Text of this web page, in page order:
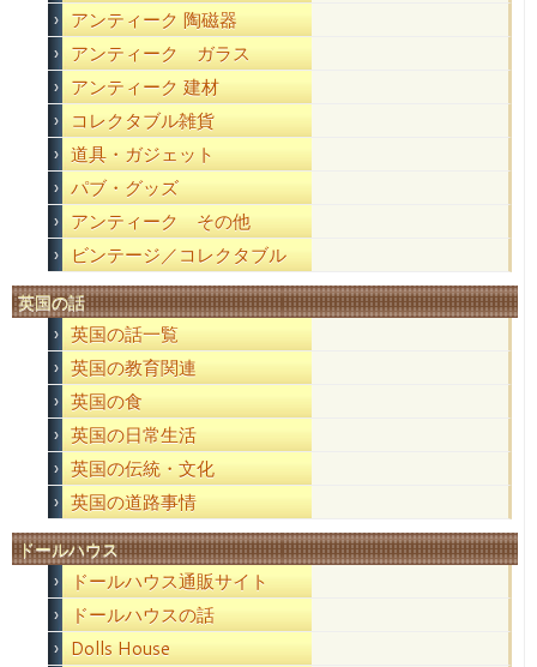
アンティーク 陶磁器
アンティーク ガラス
アンティーク 建材
コレクタブル雑貨
道具・ガジェット
パブ・グッズ
アンティーク その他
ビンテージ／コレクタブル
英国の話
英国の話一覧
英国の教育関連
英国の食
英国の日常生活
英国の伝統・文化
英国の道路事情
ドールハウス
ドールハウス通販サイト
ドールハウスの話
Dolls House